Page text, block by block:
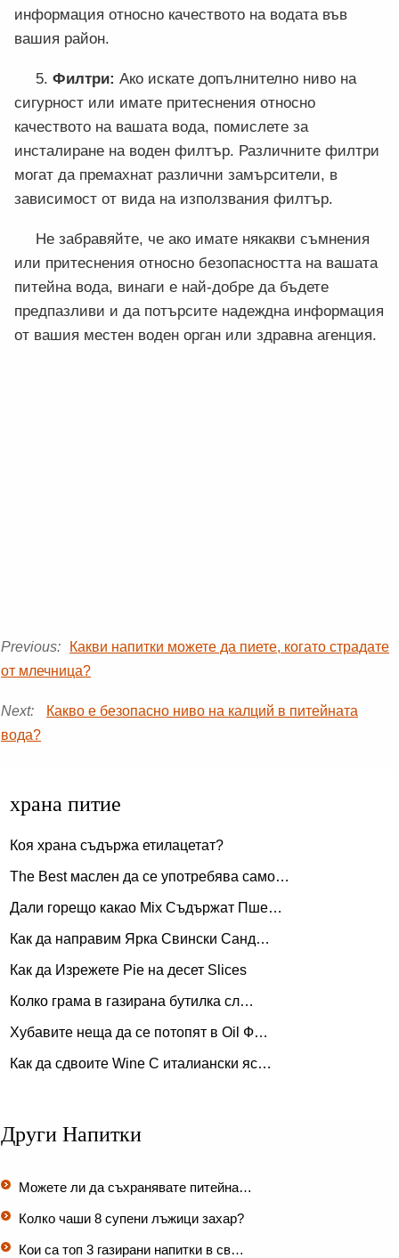
информация относно качеството на водата във
вашия район.
5. Филтри: Ако искате допълнително ниво на
сигурност или имате притеснения относно
качеството на вашата вода, помислете за
инсталиране на воден филтър. Различните филтри
могат да премахнат различни замърсители, в
зависимост от вида на използвания филтър.
Не забравяйте, че ако имате някакви съмнения
или притеснения относно безопасността на вашата
питейна вода, винаги е най-добре да бъдете
предпазливи и да потърсите надеждна информация
от вашия местен воден орган или здравна агенция.
Previous:
Какви напитки можете да пиете, когато страдате
от млечница?
Next:
Какво е безопасно ниво на калций в питейната
вода?
храна питие
Коя храна съдържа етилацетат?
The Best маслен да се употребява само…
Дали горещо какао Mix Съдържат Пше…
Как да направим Ярка Свински Санд…
Как да Изрежете Pie на десет Slices
Колко грама в газирана бутилка сл…
Хубавите неща да се потопят в Oil Ф…
Как да сдвоите Wine С италиански яс…
Други Напитки
Можете ли да съхранявате питейна…
Колко чаши 8 супени лъжици захар?
Кои са топ 3 газирани напитки в св…